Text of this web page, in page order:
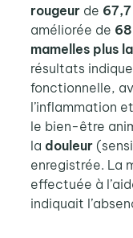
rougeurde 67,7
améliorée de
mamelles plus
résultats
fonctionnelle,
l’inflammation
le bien-être
la douleur
enregistrée. La
effectuée à
indiquait